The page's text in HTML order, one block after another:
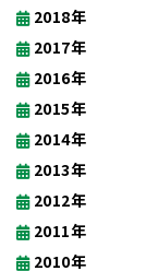
2018年
2017年
2016年
2015年
2014年
2013年
2012年
2011年
2010年